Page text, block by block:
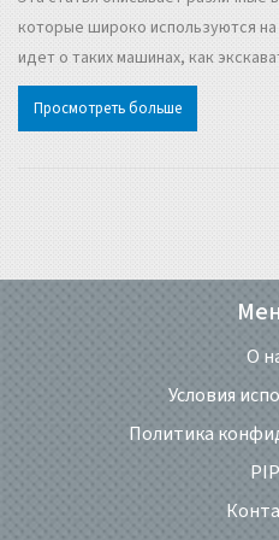
которые широко используются
идет о таких машинах, как
другие механизмы. Приведены
советы, которые помогут в
Просмотреть больше
О
Условия
Политика